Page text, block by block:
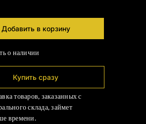
Добавить в корзину
о наличии
Купить сразу
товаров, заказанных с
склада, займет
времени.